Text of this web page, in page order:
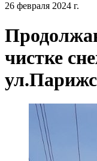
26 февраля 2024 г.
чистке